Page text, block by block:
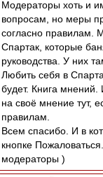
Модераторы хоть и
вопросам, но меры
согласно правилам.
Спартак, которые
руководства. У них
Любить себя в
будет. Книга
на своё мнение тут,
правилам.
Всем спасибо. И в
кнопке
модераторы )